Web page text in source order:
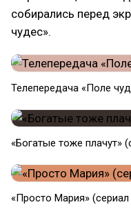
собирались перед
чудес».
Телепередача «Поле
«Богатые тоже плачут»
«Просто Мария»